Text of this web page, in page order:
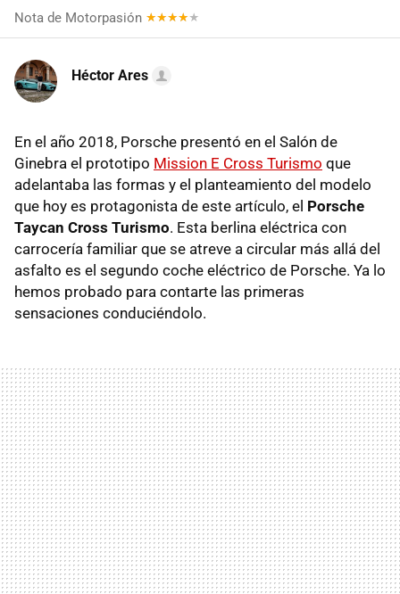
Nota de Motorpasión
Héctor Ares
En el año 2018, Porsche presentó en el Salón de
Ginebra el prototipo Mission E Cross Turismo que
adelantaba las formas y el planteamiento del modelo
que hoy es protagonista de este artículo, el Porsche
Taycan Cross Turismo. Esta berlina eléctrica con
carrocería familiar que se atreve a circular más allá del
asfalto es el segundo coche eléctrico de Porsche. Ya lo
hemos probado para contarte las primeras
sensaciones conduciéndolo.